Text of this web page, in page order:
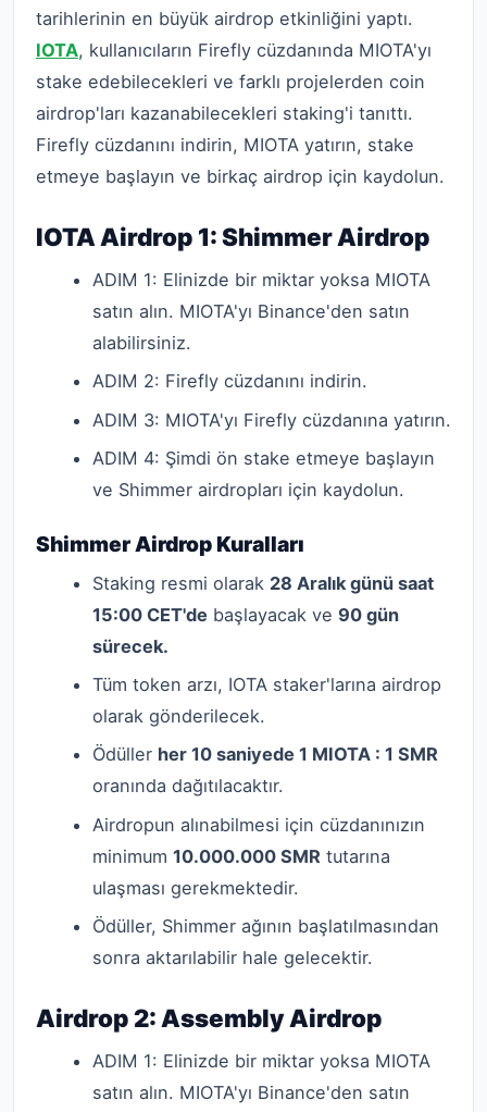
tarihlerinin en büyük airdrop etkinliğini yaptı.
IOTA, kullanıcıların Firefly cüzdanında MIOTA'yı
stake edebilecekleri ve farklı projelerden coin
airdrop'ları kazanabilecekleri staking'i tanıttı.
Firefly cüzdanını indirin, MIOTA yatırın, stake
etmeye başlayın ve birkaç airdrop için kaydolun.
IOTA Airdrop 1: Shimmer Airdrop
ADIM 1: Elinizde bir miktar yoksa MIOTA
satın alın. MIOTA'yı Binance'den satın
alabilirsiniz.
ADIM 2: Firefly cüzdanını indirin.
ADIM 3: MIOTA'yı Firefly cüzdanına yatırın.
ADIM 4: Şimdi ön stake etmeye başlayın
ve Shimmer airdropları için kaydolun.
Shimmer Airdrop Kuralları
Staking resmi olarak 28 Aralık günü saat
15:00 CET'de başlayacak ve 90 gün
sürecek.
Tüm token arzı, IOTA staker'larına airdrop
olarak gönderilecek.
Ödüller her 10 saniyede 1 MIOTA : 1 SMR
oranında dağıtılacaktır.
Airdropun alınabilmesi için cüzdanınızın
minimum 10.000.000 SMR tutarına
ulaşması gerekmektedir.
Ödüller, Shimmer ağının başlatılmasından
sonra aktarılabilir hale gelecektir.
Airdrop 2: Assembly Airdrop
ADIM 1: Elinizde bir miktar yoksa MIOTA
satın alın. MIOTA'yı Binance'den satın